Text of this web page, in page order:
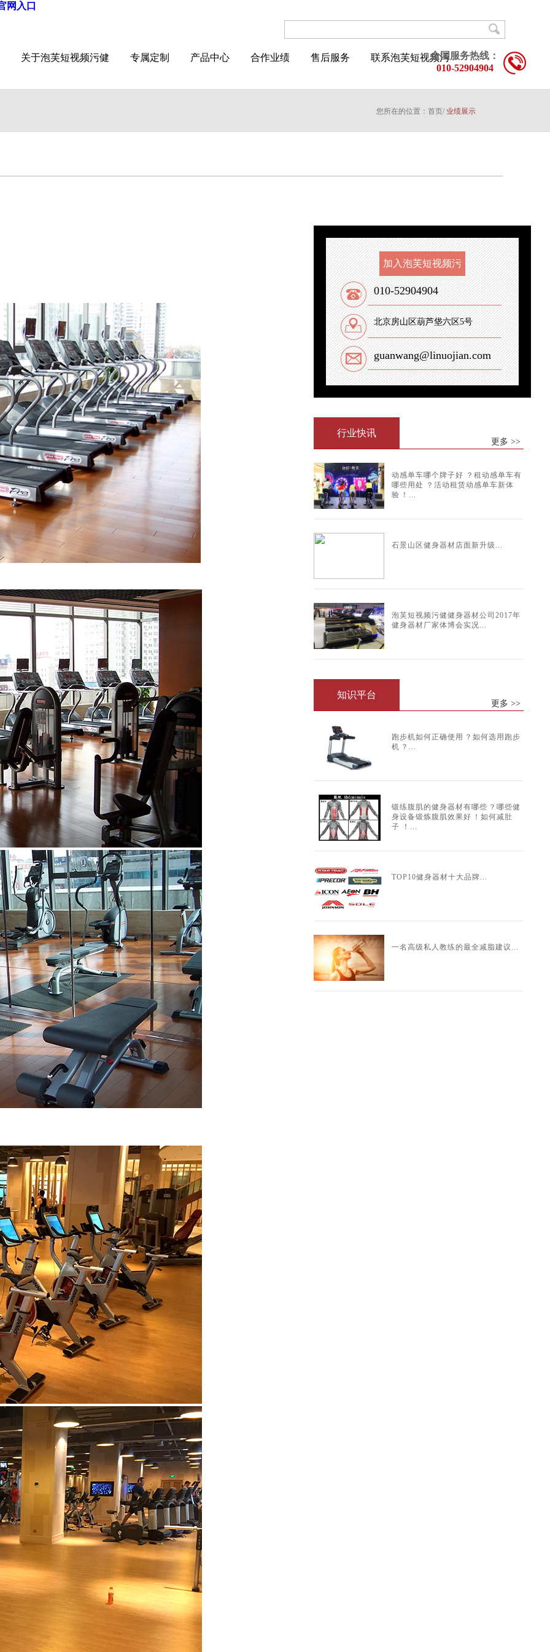
网入口
关于泡芙短视频污健 专属定制 产品中心 合作业绩 售后服务 联系泡芙短视频污全国服务热线：
010-52904904
您所在的位置： 首页/ 业绩展示
加入泡芙短视频污
010-52904904
北京房山区葫芦垡六区5号
guanwang@linuojian.com
行业快讯
更多 >>
动感单车哪个牌子好？租动感单车有
哪些用处？活动租赁动感单车新体
验！...
石景山区健身器材店面新升级...
泡芙短视频污健健身器材公司2017年
健身器材厂家体博会实况...
知识平台
更多 >>
跑步机如何正确使用？如何选用跑步
机？...
锻练腹肌的健身器材有哪些？哪些健
身设备锻炼腹肌效果好！如何减肚
子！...
TOP10健身器材十大品牌...
一名高级私人教练的最全减脂建议...